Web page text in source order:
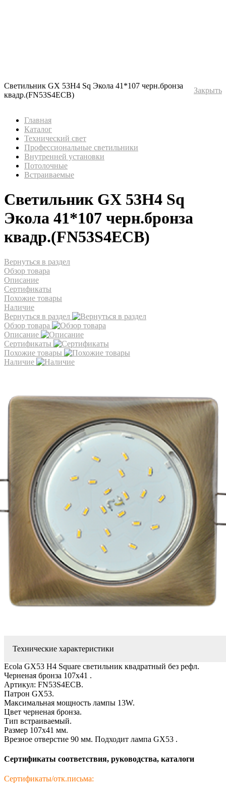
Светильник GX 53H4 Sq Экола 41*107 черн.бронза
квадр.(FN53S4ECB)
Закрыть
Главная
Каталог
Технический свет
Профессиональные светильники
Внутренней установки
Потолочные
Встраиваемые
Светильник GX 53H4 Sq
Экола 41*107 черн.бронза
квадр.(FN53S4ECB)
Вернуться в раздел
Обзор товара
Описание
Сертификаты
Похожие товары
Наличие
Вернуться в раздел
Обзор товара
Описание
Сертификаты
Похожие товары
Наличие
Технические характеристики
Ecola GX53 H4 Square светильник квадратный без рефл.
Черненая бронза 107x41 .
Артикул: FN53S4ECB.
Патрон GX53.
Максимальная мощность лампы 13W.
Цвет черненая бронза.
Тип встраиваемый.
Размер 107x41 мм.
Врезное отверстие 90 мм. Подходит лампа GX53 .
Сертификаты соответствия, руководства, каталоги
Сертификаты/отк.письма: